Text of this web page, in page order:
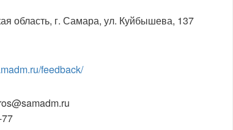
область, г. Самара, ул. Куйбышева, 137
feedback/